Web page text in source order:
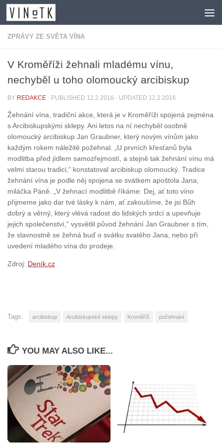
Skip to content
ZPRÁVY ZE SVĚTA VÍNA
V Kroměříži žehnali mladému vínu,
nechyběl u toho olomoucký arcibiskup
BY REDAKCE · PUBLISHED 12.2.2016 · UPDATED 12.2.2016
Žehnání vína, tradiční akce, která je v Kroměříži spojená zejména
s Arcibiskupskými sklepy. Ani letos na ní nechyběl osobně
olomoucký arcibiskup Jan Graubner, který novým vínům jako
každým rokem náležitě požehnal. „U prvních křesťanů byla
modlitba před jídlem samozřejmostí, a stejně tak žehnání vínu má
velmi starou tradici,“ konstatoval arcibiskup olomoucký. Tradice
žehnání vína je podle něj spojena se svátkem apoštola Jana,
miláčka Páně. „V žehnací modlitbě říkáme: Dej, ať toto víno
přijmeme jako dar tvé lásky k nám, ať zakoušíme, že jsi Bůh
dobrý a věrný, který vlévá radost do lidských srdcí a upevňuje
jejich společenství,“ vysvětlil původ žehnání Jan Graubner s tím,
že slavnostně se žehná buď o svátku svatého Jana, nebo při
uvedení mladého vína do prodeje.
Zdroj: Deník.cz
Tags: arcibiskup Arcibiskupské sklepy Kroměříž požehnání
YOU MAY ALSO LIKE...